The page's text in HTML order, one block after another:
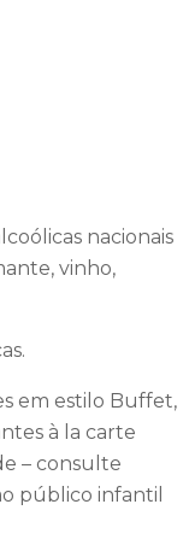
simpósios,
Touros Resort
para feriados,
seu grupo
definindo o
mais!
nacionais
vinho,
em estilo Buffet,
à la carte
– consulte
público infantil